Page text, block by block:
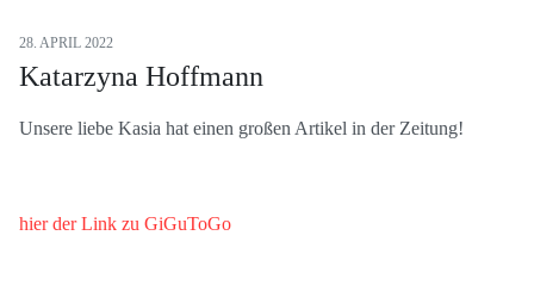
28. APRIL 2022
Katarzyna Hoffmann
Unsere liebe Kasia hat einen großen Artikel in der Zeitung!
hier der Link zu GiGuToGo